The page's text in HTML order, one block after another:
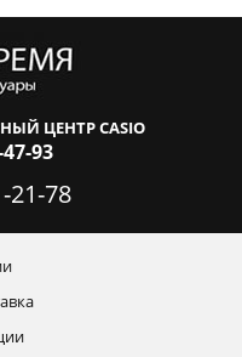
ЦЕНТР CASIO
93
21-78